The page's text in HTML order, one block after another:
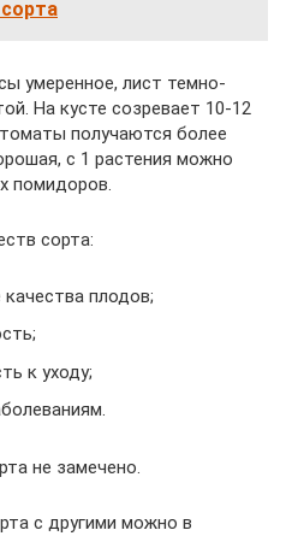
умеренное, лист темно-
На кусте созревает 10-12
получаются более
с 1 растения можно
помидоров.
сорта:
плодов;
к уходу;
не замечено.
с другими можно в